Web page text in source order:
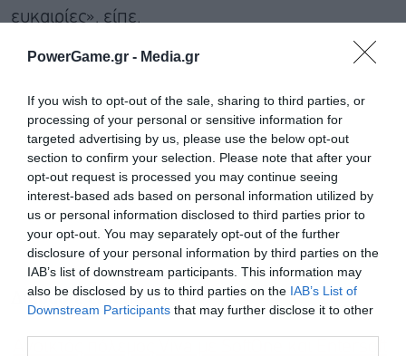
PowerGame.gr - Media.gr
If you wish to opt-out of the sale, sharing to third parties, or
processing of your personal or sensitive information for
targeted advertising by us, please use the below opt-out
section to confirm your selection. Please note that after your
opt-out request is processed you may continue seeing
interest-based ads based on personal information utilized by
us or personal information disclosed to third parties prior to
your opt-out. You may separately opt-out of the further
disclosure of your personal information by third parties on the
IAB’s list of downstream participants. This information may
also be disclosed by us to third parties on the IAB’s List of
Downstream Participants that may further disclose it to other
ευκαιρίες», είπε.
Διαβάστε επίσης